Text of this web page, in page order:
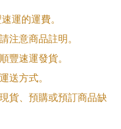
運的運費。
注意商品註明。
豐速運發貨。
送方式。
貨、預購或預訂商品缺